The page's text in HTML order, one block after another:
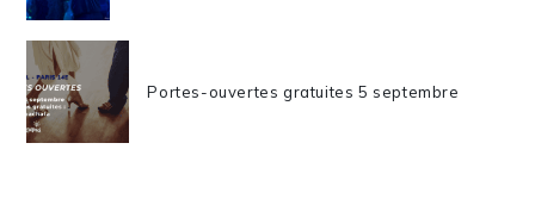
Portes-ouvertes gratuites 5 septembre